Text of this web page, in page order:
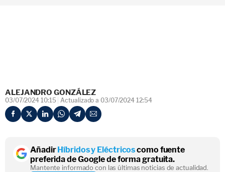
ALEJANDRO GONZÁLEZ
03/07/2024 10:15 Actualizado a 03/07/2024 12:54
AñadirHíbridos y Eléctricoscomo fuente
preferida de Google de forma gratuita.
Mantente informado con las últimas noticias de actualidad.